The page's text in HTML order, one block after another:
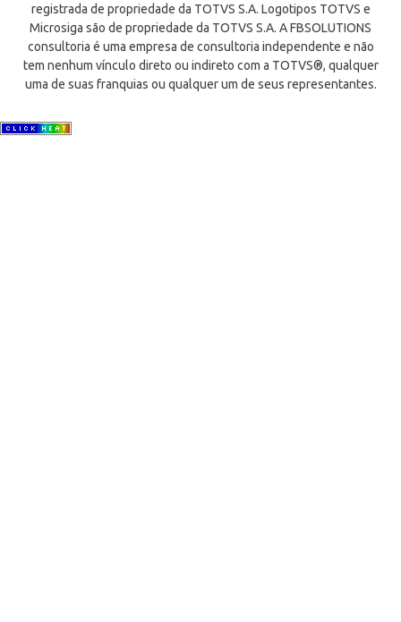
registrada de propriedade da TOTVS S.A. Logotipos TOTVS e
Microsiga são de propriedade da TOTVS S.A. A FBSOLUTIONS
consultoria é uma empresa de consultoria independente e não
tem nenhum vínculo direto ou indireto com a TOTVS®, qualquer
uma de suas franquias ou qualquer um de seus representantes.